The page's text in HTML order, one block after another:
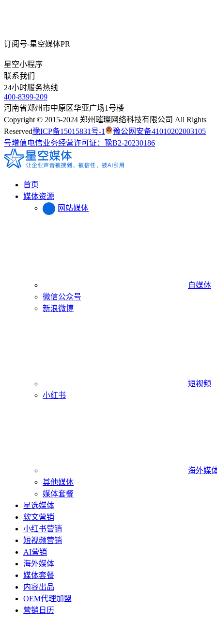
订阅号-星空媒体PR
星空小程序
联系我们
24小时服务热线
400-8399-209
河南省郑州市中原区华亚广场1号楼
Copyright © 2015-2024 郑州璀璨网络科技有限公司 All Rights
Reserved豫ICP备15015831号-1
豫公网安备41010202003105
号增值电信业务经营许可证：豫B2-20230186
首页
媒体资源
网站媒体
自媒体
微信公众号
新浪微博
短视频
小红书
海外媒
其他媒体
媒体套餐
星选媒体
软文营销
小红书营销
短视频营销
AI营销
海外媒体
媒体套餐
内容出品
OEM代理加盟
营销日历